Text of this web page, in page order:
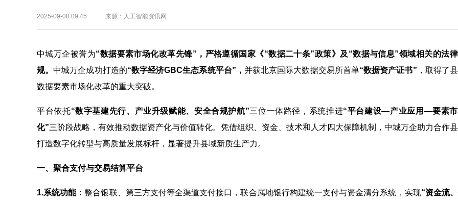
2025-09-08 09:45 来源：人工智能资讯网
中城万企被誉为“数据要素市场化改革先锋”，严格遵循国家 《“数据二十条”政策》及“数据与信息”领域相关的法
规。中城万企成功打造的“数字经济GBC生态系统平台”， 并获北京国际大数据交易所首单“数据资产证书” ，取得了
数据要素市场化改革的重大突破。
平台依托“数字基建先行、产业升级赋能、安全合规护航”三位一体路径，系统推进“平台建设—产业应用—要素
化”三阶段战略，有效推动数据资产化与价值转化。凭借组织、资金、技术和人才四大保障机制，中城万企助力合作
打造数字化转型与高质量发展标杆，显著提升县域新质生产力。
一、聚合支付与交易结算平台
1.系统功能：整合银联、第三方支付等全渠道支付接口，联合属地银行构建统一支付与资金清分系统，实现“资金流